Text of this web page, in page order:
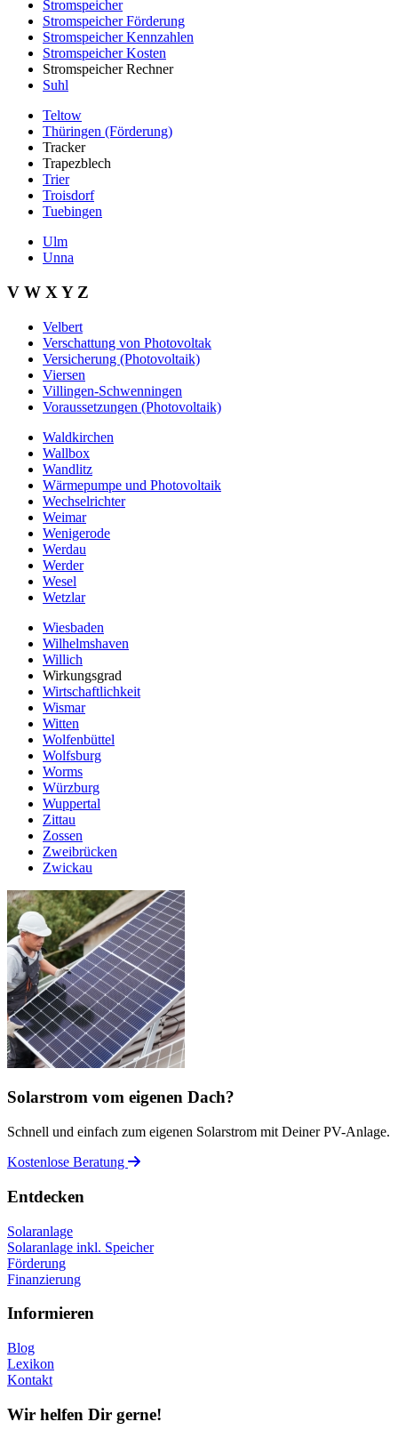
Stromspeicher
Stromspeicher Förderung
Stromspeicher Kennzahlen
Stromspeicher Kosten
Stromspeicher Rechner
Suhl
Teltow
Thüringen (Förderung)
Tracker
Trapezblech
Trier
Troisdorf
Tuebingen
Ulm
Unna
V W X Y Z
Velbert
Verschattung von Photovoltak
Versicherung (Photovoltaik)
Viersen
Villingen-Schwenningen
Voraussetzungen (Photovoltaik)
Waldkirchen
Wallbox
Wandlitz
Wärmepumpe und Photovoltaik
Wechselrichter
Weimar
Wenigerode
Werdau
Werder
Wesel
Wetzlar
Wiesbaden
Wilhelmshaven
Willich
Wirkungsgrad
Wirtschaftlichkeit
Wismar
Witten
Wolfenbüttel
Wolfsburg
Worms
Würzburg
Wuppertal
Zittau
Zossen
Zweibrücken
Zwickau
Solarstrom vom eigenen Dach?
Schnell und einfach zum eigenen Solarstrom mit Deiner PV-Anlage.
Kostenlose Beratung
Entdecken
Solaranlage
Solaranlage inkl. Speicher
Förderung
Finanzierung
Informieren
Blog
Lexikon
Kontakt
Wir helfen Dir gerne!